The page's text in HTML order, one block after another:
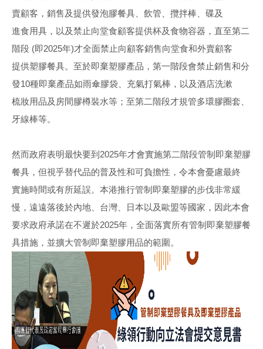
賣顧客，銷售及提供發泡膠餐具、飲管、攬拌棒、碟及
進食用具，以及禁止向堂食顧客提供杯及食物容器，直至第二
階段 (即2025年)才全面禁止向顧客銷售向堂食和外賣顧客
提供塑膠餐具。至於即棄塑膠產品，第一階段會禁止銷售和分
發10種即棄產品如雨傘膠袋、充氣打氣棒，以及酒店洗漱
梳妝用品及房間膠樽裝水等；至第二階段才規管多環膠圈套、
牙線棒等。
然而政府表明最快要到2025年才會實施第二階段管制即棄塑膠
餐具，但視乎替代品的普及性和可負擔性，令本會憂慮最終
實施時間或有所延誤。本港推行管制即棄塑膠的步伐非常緩
慢，遠遠落後於內地、台灣、日本以及歐盟等國家，因此本會
要求政府承諾在不遲於2025年，全面落實所有管制即棄塑膠餐
具措施，並擴大管制即棄塑膠用品的範圍。